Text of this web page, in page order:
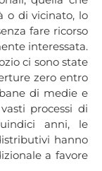
o di vicinato, lo
fare ricorso
interessata.
ci sono state
zero entro
di medie e
processi di
anni, le
hanno
a favore